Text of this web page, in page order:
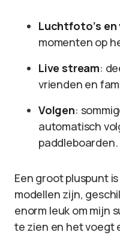
Luchtfoto’s en
momenten op
Live stream:
vrienden en
Volgen:
automatisch
paddleboarden.
Een groot pluspunt
modellen zijn,
enorm leuk om mijn
te zien en het voegt